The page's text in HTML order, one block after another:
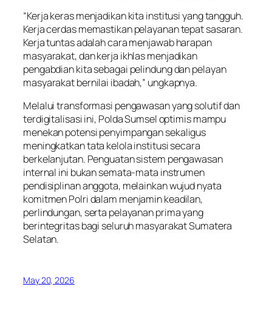
“Kerja keras menjadikan kita institusi yang tangguh.
Kerja cerdas memastikan pelayanan tepat sasaran.
Kerja tuntas adalah cara menjawab harapan
masyarakat, dan kerja ikhlas menjadikan
pengabdian kita sebagai pelindung dan pelayan
masyarakat bernilai ibadah,” ungkapnya.
Melalui transformasi pengawasan yang solutif dan
terdigitalisasi ini, Polda Sumsel optimis mampu
menekan potensi penyimpangan sekaligus
meningkatkan tata kelola institusi secara
berkelanjutan. Penguatan sistem pengawasan
internal ini bukan semata-mata instrumen
pendisiplinan anggota, melainkan wujud nyata
komitmen Polri dalam menjamin keadilan,
perlindungan, serta pelayanan prima yang
berintegritas bagi seluruh masyarakat Sumatera
Selatan.
May 20, 2026